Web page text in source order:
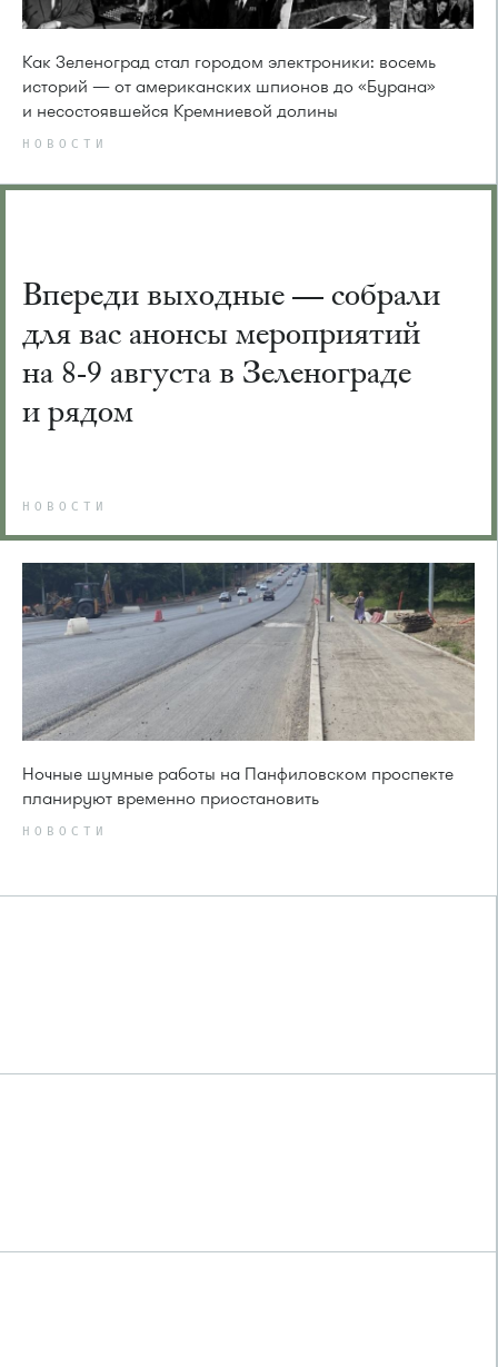
Как Зеленоград стал городом электроники: восемь
историй — от американских шпионов до «Бурана»
и несостоявшейся Кремниевой долины
НОВОСТИ
Впереди выходные — собрали
для вас анонсы мероприятий
на 8-9 августа в Зеленограде
и рядом
НОВОСТИ
Ночные шумные работы на Панфиловском проспекте
планируют временно приостановить
НОВОСТИ